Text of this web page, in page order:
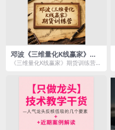
邓波《三维量化K线赢家》期
货训练营-5节课
《三维量化K线赢家》期货训练营2..
练营4…...